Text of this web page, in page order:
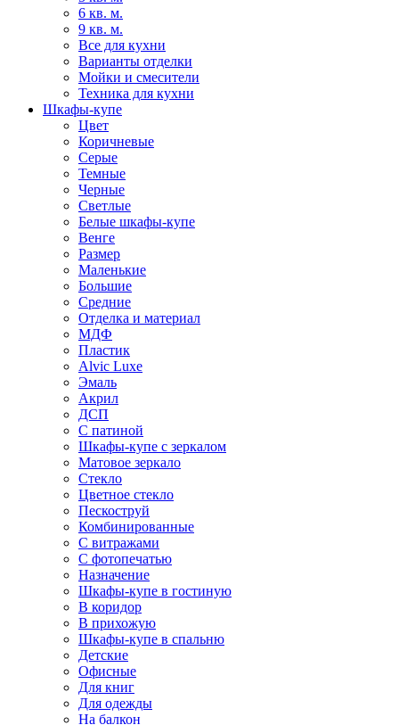
6 кв. м.
9 кв. м.
Все для кухни
Варианты отделки
Мойки и смесители
Техника для кухни
Шкафы-купе
Цвет
Коричневые
Серые
Темные
Черные
Светлые
Белые шкафы-купе
Венге
Размер
Маленькие
Большие
Средние
Отделка и материал
МДФ
Пластик
Alvic Luxe
Эмаль
Акрил
ДСП
С патиной
Шкафы-купе с зеркалом
Матовое зеркало
Стекло
Цветное стекло
Пескоструй
Комбинированные
С витражами
С фотопечатью
Назначение
Шкафы-купе в гостиную
В коридор
В прихожую
Шкафы-купе в спальню
Детские
Офисные
Для книг
Для одежды
На балкон